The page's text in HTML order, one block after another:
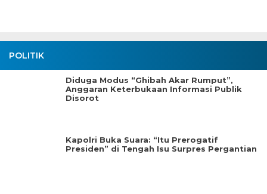
POLITIK
Diduga Modus “Ghibah Akar Rumput”,
Anggaran Keterbukaan Informasi Publik
Disorot
Kapolri Buka Suara: “Itu Prerogatif
Presiden” di Tengah Isu Surpres Pergantian